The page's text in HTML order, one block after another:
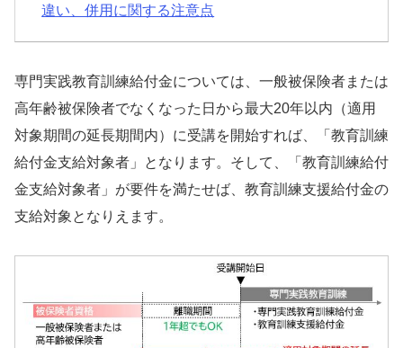
違い、併用に関する注意点
専門実践教育訓練給付金については、一般被保険者または
高年齢被保険者でなくなった日から最大20年以内（適用
対象期間の延長期間内）に受講を開始すれば、「教育訓練
給付金支給対象者」となります。そして、「教育訓練給付
金支給対象者」が要件を満たせば、教育訓練支援給付金の
支給対象となりえます。